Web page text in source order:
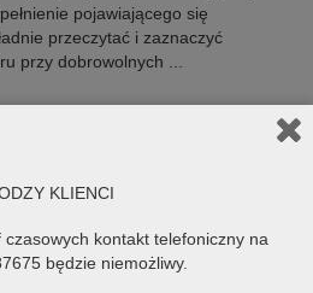
pojawiającego się
przeczytać i zaznaczyć
przy dobrowolnych ...
KLIENCI
kontakt telefoniczny na
będzie niemożliwy.